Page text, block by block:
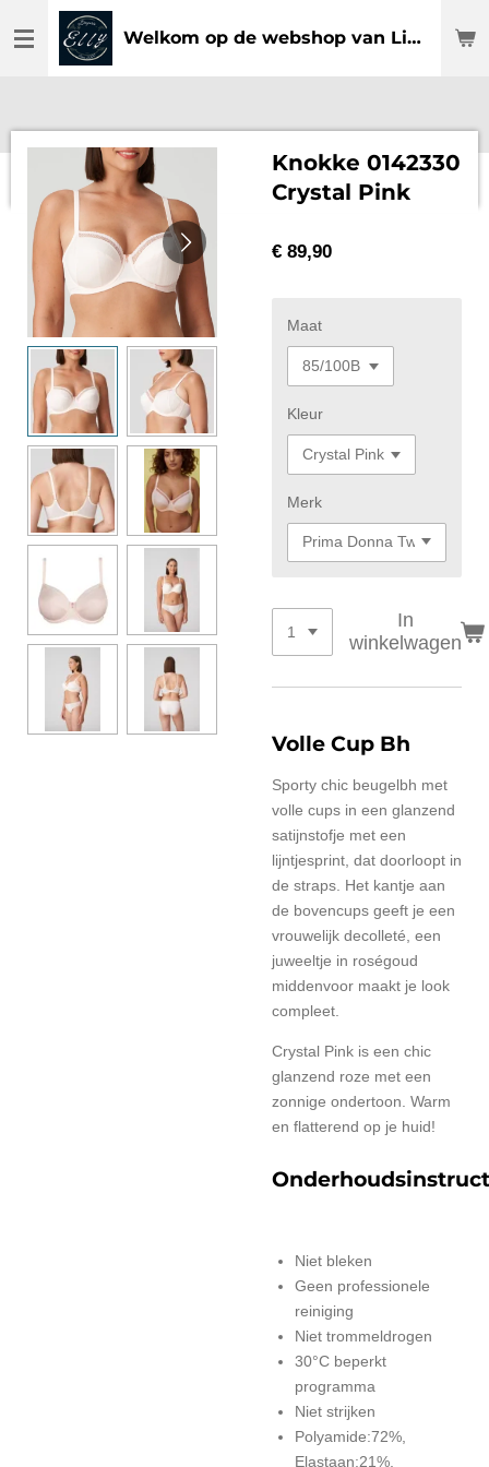
direct
Welkom op de webshop van Lingerie Elly
Knokke 0142330
Crystal Pink
€ 89,90
Maat
Kleur
Merk
In
winkelwagen
Volle Cup Bh
Sporty chic beugelbh met
volle cups in een glanzend
satijnstofje met een
lijntjesprint, dat doorloopt in
de straps. Het kantje aan
de bovencups geeft je een
vrouwelijk decolleté, een
juweeltje in roségoud
middenvoor maakt je look
compleet.
Crystal Pink is een chic
glanzend roze met een
zonnige ondertoon. Warm
en flatterend op je huid!
Niet bleken
Geen professionele
reiniging
Niet trommeldrogen
30°C beperkt
programma
Niet strijken
Polyamide:72%,
Elastaan:21%,